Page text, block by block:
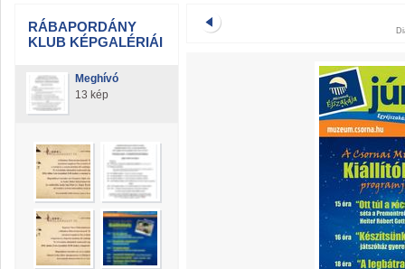
RÁBAPORDÁNY
KLUB KÉPGALÉRIÁI
Meghívó
13 kép